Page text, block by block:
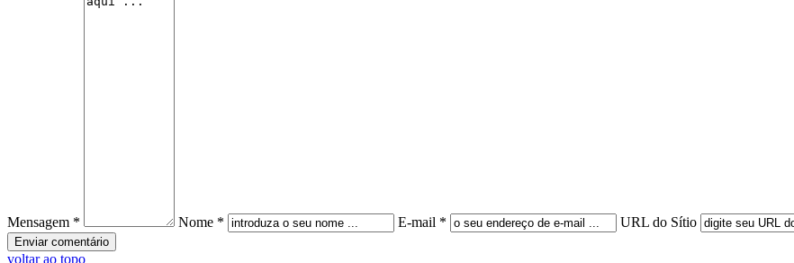
Mensagem * Nome * E-mail * URL do Sítio
voltar ao topo